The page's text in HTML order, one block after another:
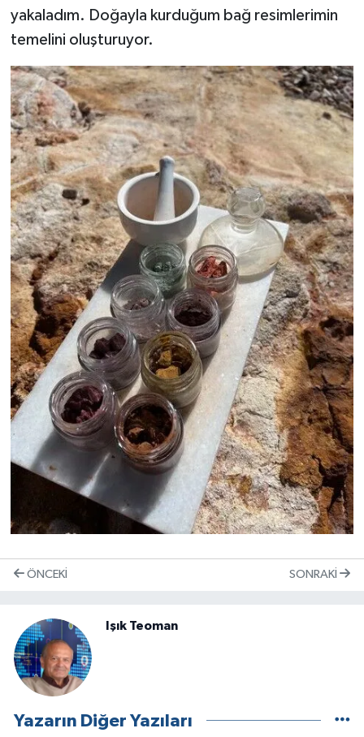
yakaladım. Doğayla kurduğum bağ resimlerimin
temelini oluşturuyor.
ÖNCEKI SONRAKI
Işık Teoman
Yazarın Diğer Yazıları